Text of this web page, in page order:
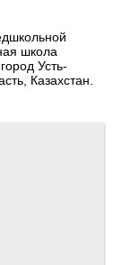
школа
Усть-
Казахстан.